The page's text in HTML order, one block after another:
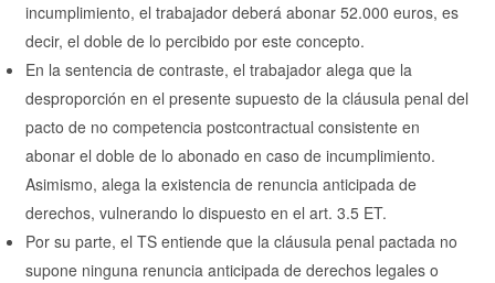
incumplimiento, el trabajador deberá abonar 52.000 euros, es
decir, el doble de lo percibido por este concepto.
En la sentencia de contraste, el trabajador alega que la
desproporción en el presente supuesto de la cláusula penal del
pacto de no competencia postcontractual consistente en
abonar el doble de lo abonado en caso de incumplimiento.
Asimismo, alega la existencia de renuncia anticipada de
derechos, vulnerando lo dispuesto en el art. 3.5 ET.
Por su parte, el TS entiende que la cláusula penal pactada no
supone ninguna renuncia anticipada de derechos legales o